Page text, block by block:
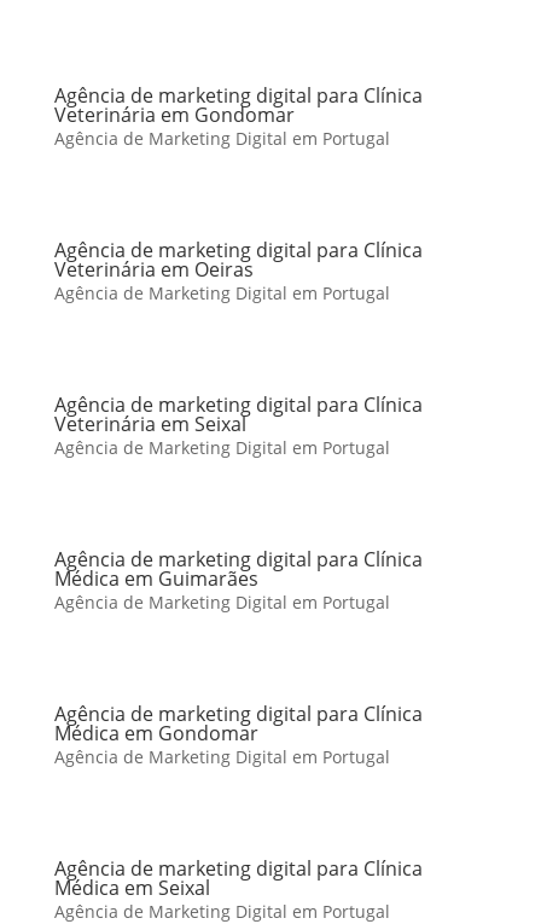
Agência de marketing digital para Clínica
Veterinária em Gondomar
Agência de Marketing Digital em Portugal
Agência de marketing digital para Clínica
Veterinária em Oeiras
Agência de Marketing Digital em Portugal
Agência de marketing digital para Clínica
Veterinária em Seixal
Agência de Marketing Digital em Portugal
Agência de marketing digital para Clínica
Médica em Guimarães
Agência de Marketing Digital em Portugal
Agência de marketing digital para Clínica
Médica em Gondomar
Agência de Marketing Digital em Portugal
Agência de marketing digital para Clínica
Médica em Seixal
Agência de Marketing Digital em Portugal